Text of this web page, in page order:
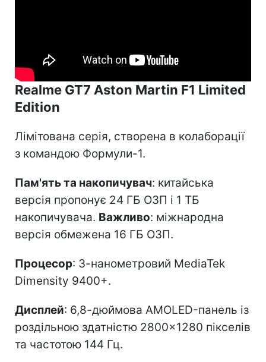
Realme GT7 Aston Martin F1 Limited
Edition
Лімітована серія, створена в колаборації
з командою Формули-1.
Пам'ять та накопичувач: китайська
версія пропонує 24 ГБ ОЗП і 1 ТБ
накопичувача. Важливо: міжнародна
версія обмежена 16 ГБ ОЗП.
Процесор: 3-нанометровий MediaTek
Dimensity 9400+.
Дисплей: 6,8-дюймова AMOLED-панель із
роздільною здатністю 2800×1280 пікселів
та частотою 144 Гц.